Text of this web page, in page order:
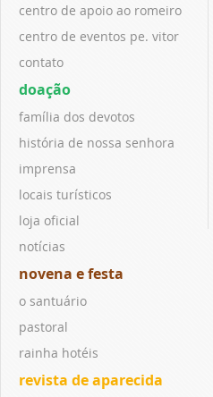
centro de apoio ao romeiro
centro de eventos pe. vitor
contato
doação
família dos devotos
história de nossa senhora
imprensa
locais turísticos
loja oficial
notícias
novena e festa
o santuário
pastoral
rainha hotéis
revista de aparecida